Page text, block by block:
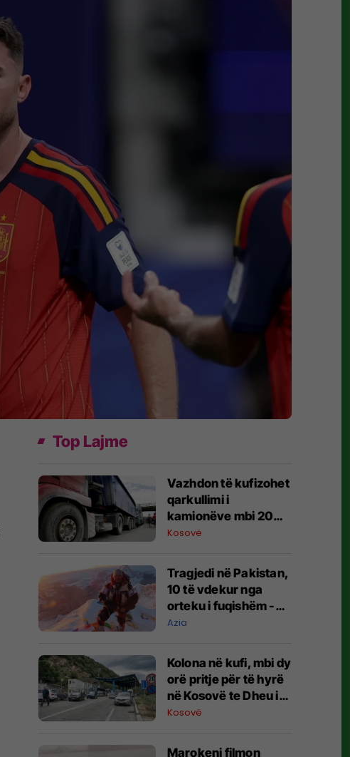
Top Lajme
Vazhdon të kufizohet
qarkullimi i
kamionëve mbi 20
tonë në autoudhë
Kosovë
​Tragjedi në Pakistan,
10 të vdekur nga
orteku i fuqishëm -
ndër ta edhe alpinisti i
Azia
Kolona në kufi, mbi dy
orë pritje për të hyrë
në Kosovë te Dheu i
Bardhë
Kosovë
Marokeni filmon